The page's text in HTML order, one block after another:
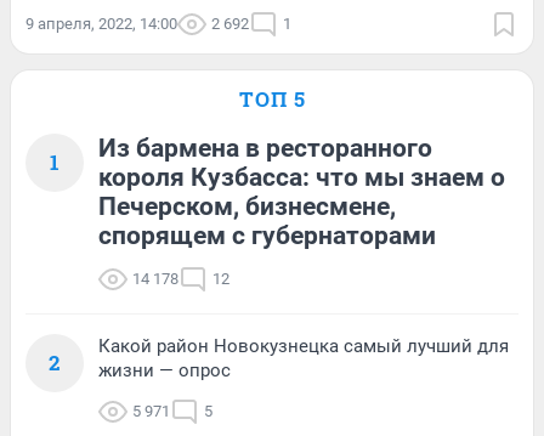
9 апреля, 2022, 14:00 2 692 1
ТОП 5
1
Из бармена в ресторанного
короля Кузбасса: что мы знаем о
Печерском, бизнесмене,
спорящем с губернаторами
14 178 12
2
Какой район Новокузнецка самый лучший для
жизни — опрос
5 971 5